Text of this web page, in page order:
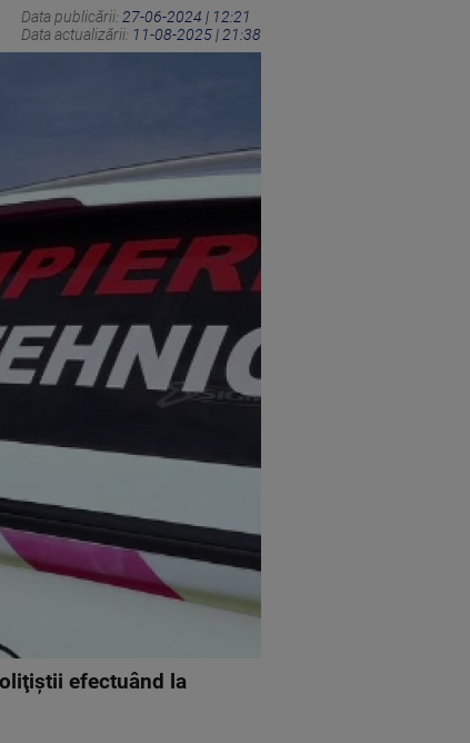
Data publicării: 27-06-2024 | 12:21
Data actualizării: 11-08-2025 | 21:38
efectuând la